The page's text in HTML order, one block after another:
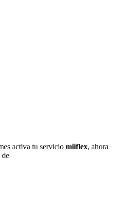
activa tu servicio miiflex, ahora
de